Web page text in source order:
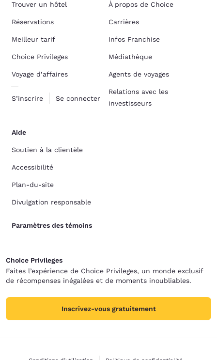
Trouver un hôtel
Réservations
Meilleur tarif
Choice Privileges
Voyage d’affaires
S’inscrire Se connecter
À propos de Choice
Carrières
Infos Franchise
Médiathèque
Agents de voyages
Relations avec les
investisseurs
Aide
Soutien à la clientèle
Accessibilité
Plan-du-site
Divulgation responsable
Paramètres des témoins
Choice Privileges
Faites l’expérience de Choice Privileges, un monde exclusif
de récompenses inégalées et de moments inoubliables.
Inscrivez-vous gratuitement